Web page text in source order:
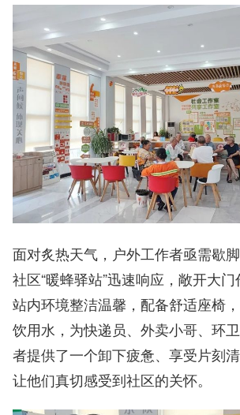
面对炙热天气，户外工作者亟需歇
社区“暖蜂驿站”迅速响应，敞开大
站内环境整洁温馨，配备舒适座椅
饮用水，为快递员、外卖小哥、环
者提供了一个卸下疲惫、享受片刻
让他们真切感受到社区的关怀。